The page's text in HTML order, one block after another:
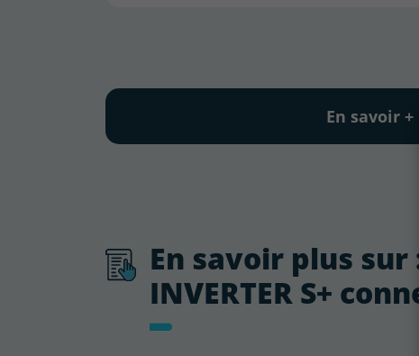
En savoir +
En savoir plus sur
INVERTER S+